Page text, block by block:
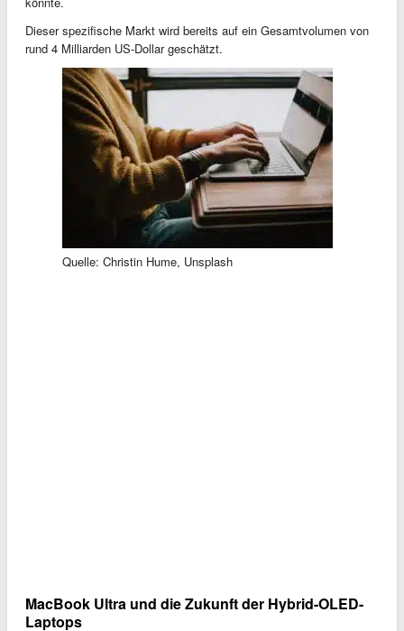
Dieser spezifische Markt wird bereits auf ein Gesamtvolumen von
rund 4 Milliarden US-Dollar geschätzt.
Quelle: Christin Hume, Unsplash
MacBook Ultra und die Zukunft der Hybrid-OLED-
Laptops